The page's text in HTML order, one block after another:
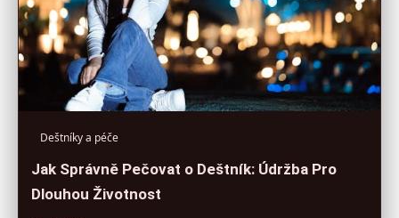
Deštníky a péče
Jak Správně Pečovat o Deštník: Údržba Pro
Dlouhou Životnost